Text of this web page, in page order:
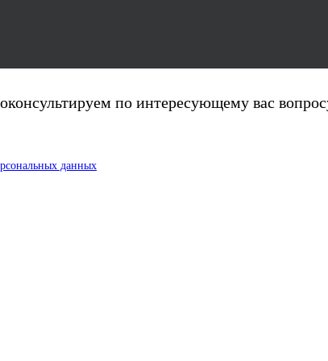
по интересующему вас
данных